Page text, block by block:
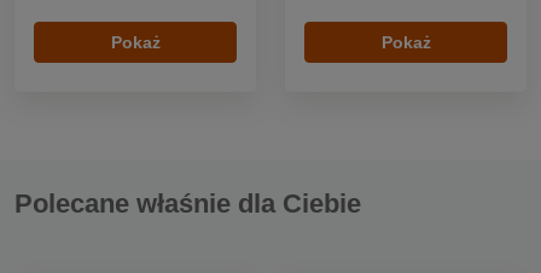
Pokaż Pokaż
Polecane właśnie dla Ciebie